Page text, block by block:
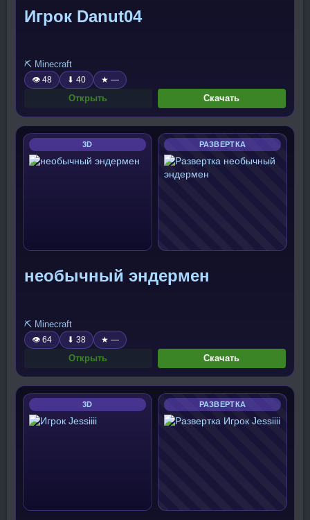
Игрок Danut04
⛏️ Minecraft
👁 48 ⬇ 40 ★ —
Открыть Скачать
3D РАЗВЕРТКА
необычный эндермен
⛏️ Minecraft
👁 64 ⬇ 38 ★ —
Открыть Скачать
3D РАЗВЕРТКА